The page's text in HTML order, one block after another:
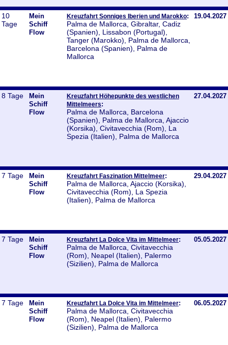
10
Tage
Mein
Schiff
Flow
Kreuzfahrt Sonniges Iberien und Marokko:
Palma de Mallorca, Gibraltar, Cadiz
(Spanien), Lissabon (Portugal),
Tanger (Marokko), Palma de Mallorca,
Barcelona (Spanien), Palma de
Mallorca
19.04.2027
8 Tage
Mein
Schiff
Flow
Kreuzfahrt Höhepunkte des westlichen
Mittelmeers:
Palma de Mallorca, Barcelona
(Spanien), Palma de Mallorca, Ajaccio
(Korsika), Civitavecchia (Rom), La
Spezia (Italien), Palma de Mallorca
27.04.2027
7 Tage
Mein
Schiff
Flow
Kreuzfahrt Faszination Mittelmeer:
Palma de Mallorca, Ajaccio (Korsika),
Civitavecchia (Rom), La Spezia
(Italien), Palma de Mallorca
29.04.2027
7 Tage
Mein
Schiff
Flow
Kreuzfahrt La Dolce Vita im Mittelmeer:
Palma de Mallorca, Civitavecchia
(Rom), Neapel (Italien), Palermo
(Sizilien), Palma de Mallorca
05.05.2027
7 Tage
Mein
Schiff
Flow
Kreuzfahrt La Dolce Vita im Mittelmeer:
Palma de Mallorca, Civitavecchia
(Rom), Neapel (Italien), Palermo
(Sizilien), Palma de Mallorca
06.05.2027